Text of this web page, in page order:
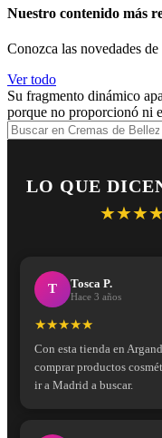
Nuestro contenido más
Conozca las novedades
Ver todo
Su fragmento dinámico
porque no proporcionó ni
LO QUE
T Tosca P.
Hace 3 años
★★★★★
Con esta tienda en
comprar productos
ir a Madrid a buscar.